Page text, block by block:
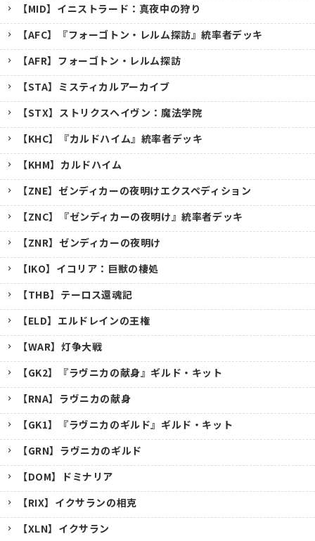
【MID】イニストラード：真夜中の狩り
【AFC】『フォーゴトン・レルム探訪』統率者デッキ
【AFR】フォーゴトン・レルム探訪
【STA】ミスティカルアーカイブ
【STX】ストリクスヘイヴン：魔法学院
【KHC】『カルドハイム』統率者デッキ
【KHM】カルドハイム
【ZNE】ゼンディカーの夜明けエクスペディション
【ZNC】『ゼンディカーの夜明け』統率者デッキ
【ZNR】ゼンディカーの夜明け
【IKO】イコリア：巨獣の棲処
【THB】テーロス還魂記
【ELD】エルドレインの王権
【WAR】灯争大戦
【GK2】『ラヴニカの献身』ギルド・キット
【RNA】ラヴニカの献身
【GK1】『ラヴニカのギルド』ギルド・キット
【GRN】ラヴニカのギルド
【DOM】ドミナリア
【RIX】イクサランの相克
【XLN】イクサラン